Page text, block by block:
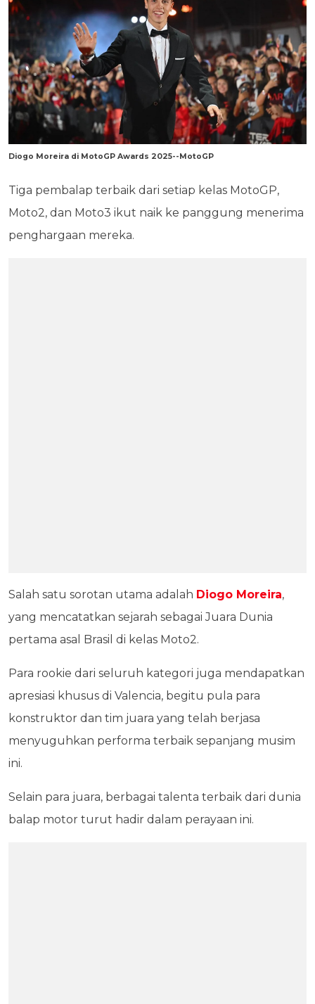
Diogo Moreira di MotoGP Awards 2025--MotoGP
Tiga pembalap terbaik dari setiap kelas MotoGP,
Moto2, dan Moto3 ikut naik ke panggung menerima
penghargaan mereka.
Salah satu sorotan utama adalah Diogo Moreira,
yang mencatatkan sejarah sebagai Juara Dunia
pertama asal Brasil di kelas Moto2.
Para rookie dari seluruh kategori juga mendapatkan
apresiasi khusus di Valencia, begitu pula para
konstruktor dan tim juara yang telah berjasa
menyuguhkan performa terbaik sepanjang musim
ini.
Selain para juara, berbagai talenta terbaik dari dunia
balap motor turut hadir dalam perayaan ini.